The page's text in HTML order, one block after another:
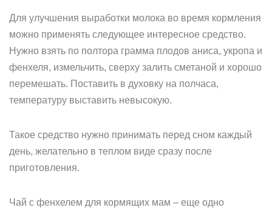
Для улучшения выработки молока во время кормления
можно применять следующее интересное средство.
Нужно взять по полтора грамма плодов аниса, укропа и
фенхеля, измельчить, сверху залить сметаной и хорошо
перемешать. Поставить в духовку на полчаса,
температуру выставить невысокую.
Такое средство нужно принимать перед сном каждый
день, желательно в теплом виде сразу после
приготовления.
Чай с фенхелем для кормящих мам – еще одно